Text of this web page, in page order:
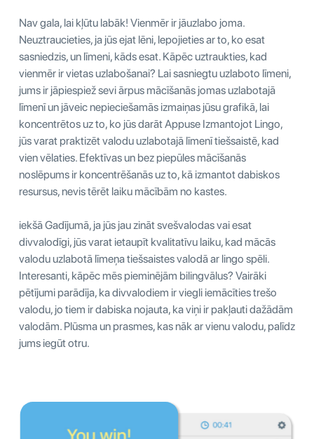
Nav gala, lai kļūtu labāk! Vienmēr ir jāuzlabo joma.
Neuztraucieties, ja jūs ejat lēni, lepojieties ar to, ko esat
sasniedzis, un līmeni, kāds esat. Kāpēc uztraukties, kad
vienmēr ir vietas uzlabošanai? Lai sasniegtu uzlaboto līmeni,
jums ir jāpiespiež sevi ārpus mācīšanās jomas uzlabotajā
līmenī un jāveic nepieciešamās izmaiņas jūsu grafikā, lai
koncentrētos uz to, ko jūs darāt Appuse Izmantojot Lingo,
jūs varat praktizēt valodu uzlabotajā līmenī tiešsaistē, kad
vien vēlaties. Efektīvas un bez piepūles mācīšanās
noslēpums ir koncentrēšanās uz to, kā izmantot dabiskos
resursus, nevis tērēt laiku mācībām no kastes.
iekšā Gadījumā, ja jūs jau zināt svešvalodas vai esat
divvalodīgi, jūs varat ietaupīt kvalitatīvu laiku, kad mācās
valodu uzlabotā līmeņa tiešsaistes valodā ar lingo spēli.
Interesanti, kāpēc mēs pieminējām bilingvālus? Vairāki
pētījumi parādīja, ka divvalodiem ir viegli iemācīties trešo
valodu, jo tiem ir dabiska nojauta, ka viņi ir pakļauti dažādām
valodām. Plūsma un prasmes, kas nāk ar vienu valodu, palīdz
jums iegūt otru.